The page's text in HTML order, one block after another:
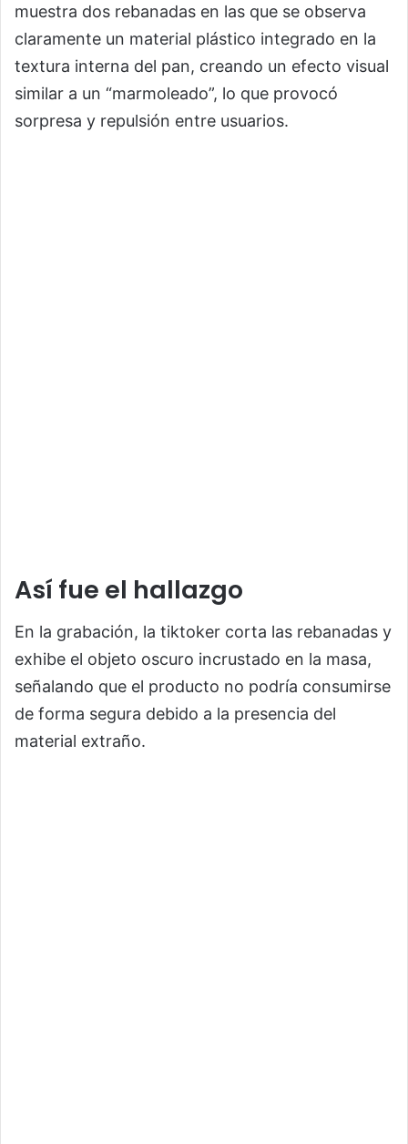
muestra dos rebanadas en las que se observa
claramente un material plástico integrado en la
textura interna del pan, creando un efecto visual
similar a un “marmoleado”, lo que provocó
sorpresa y repulsión entre usuarios.
Así fue el hallazgo
En la grabación, la tiktoker corta las rebanadas y
exhibe el objeto oscuro incrustado en la masa,
señalando que el producto no podría consumirse
de forma segura debido a la presencia del
material extraño.